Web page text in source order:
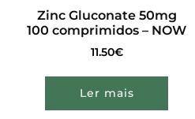
Zinc Gluconate 50mg
100 comprimidos – NOW
11.50€
Ler mais